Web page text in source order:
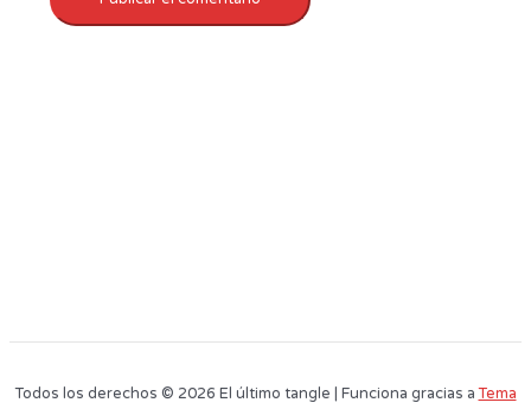
Todos los derechos © 2026 El último tangle | Funciona gracias aTema